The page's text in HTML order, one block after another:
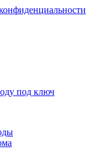
под ключ